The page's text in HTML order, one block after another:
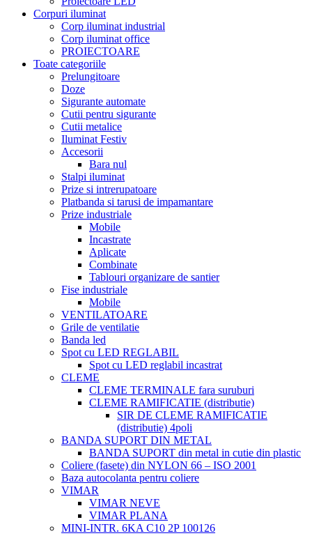
Corpuri iluminat
Corp iluminat industrial
Corp iluminat office
PROIECTOARE
Toate categoriile
Prelungitoare
Doze
Sigurante automate
Cutii pentru sigurante
Cutii metalice
Iluminat Festiv
Accesorii
Bara nul
Stalpi iluminat
Prize si intrerupatoare
Platbanda si tarusi de impamantare
Prize industriale
Mobile
Incastrate
Aplicate
Combinate
Tablouri organizare de santier
Fise industriale
Mobile
VENTILATOARE
Grile de ventilatie
Banda led
Spot cu LED REGLABIL
Spot cu LED reglabil incastrat
CLEME
CLEME TERMINALE fara suruburi
CLEME RAMIFICATIE (distributie)
SIR DE CLEME RAMIFICATIE
(distributie) 4poli
BANDA SUPORT DIN METAL
BANDA SUPORT din metal in cutie din plastic
Coliere (fasete) din NYLON 66 – ISO 2001
Baza autocolanta pentru coliere
VIMAR
VIMAR NEVE
VIMAR PLANA
MINI-INTR. 6KA C10 2P 100126